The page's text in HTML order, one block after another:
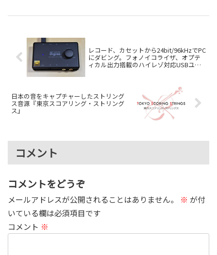
レコード、カセットから24bit/96kHzでPC
にダビング。フォノイコライザ、オプテ
ィカル出力搭載のハイレゾ対応USBユニ
日本の音をキャプチャーしたストリング
ス音源『東京スコアリング・ストリング
ス』
コメント
コメントをどうぞ
メールアドレスが公開されることはありません。 ※ が付
いている欄は必須項目です
コメント ※